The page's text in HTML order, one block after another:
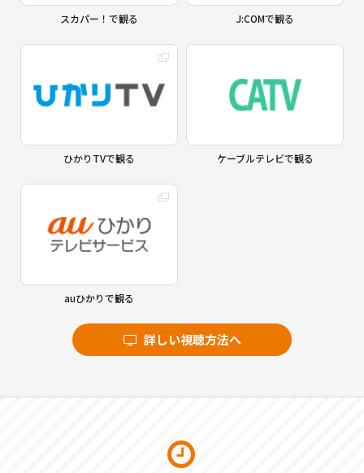
スカパー！で観る J:COMで観る
ひかりTVで観る ケーブルテレビで観る
auひかりで観る
詳しい視聴方法へ